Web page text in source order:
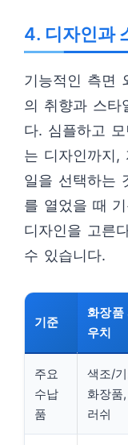
4. 디자인과
기능적인 측면
의 취향과 스타
다. 심플하고
는 디자인까지,
일을 선택하는
를 열었을 때
디자인을 고른
수 있습니다.
기준
화장품
우치
주요
수납
품
색조/
화장품
러쉬